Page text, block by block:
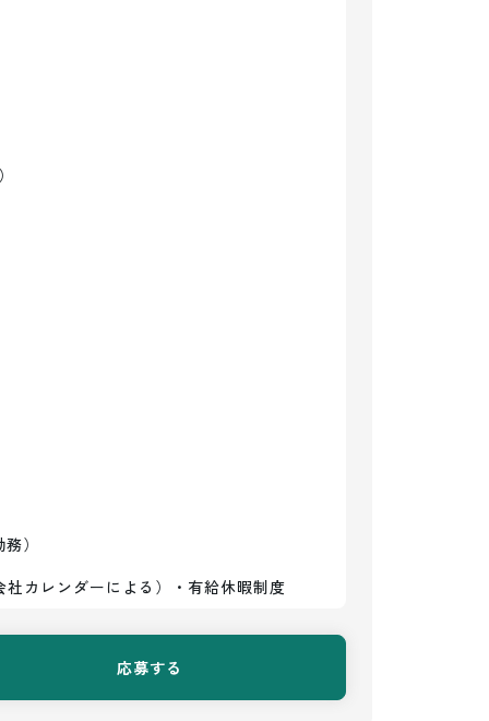
）
カレンダーによる）・有給休暇制度
応募する